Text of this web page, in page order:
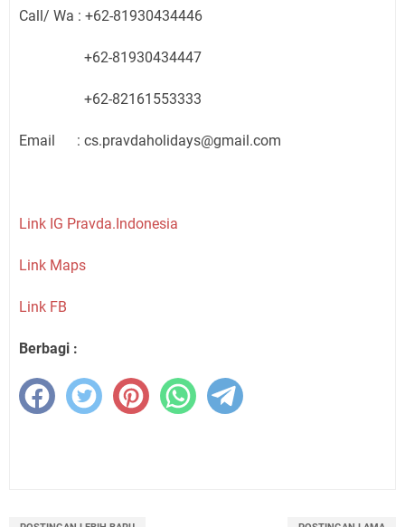
Call/ Wa : +62-81930434446
+62-81930434447
+62-82161553333
Email : cs.pravdaholidays@gmail.com
Link IG Pravda.Indonesia
Link Maps
Link FB
Berbagi :